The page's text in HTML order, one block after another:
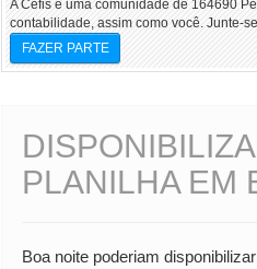
A Cefis é uma comunidade de 164690
contabilidade, assim como você. Junte-
FAZER PARTE
PLANILHA EM
Boa noite poderiam